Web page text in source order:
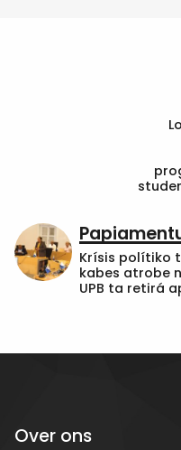
Krísis polítiko
kabes atrobe
UPB ta retirá
Over ons